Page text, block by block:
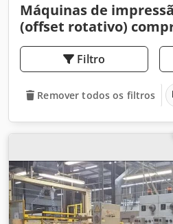
Máquinas de
(offset rotativo)
Filtro
Remover todos os filtros